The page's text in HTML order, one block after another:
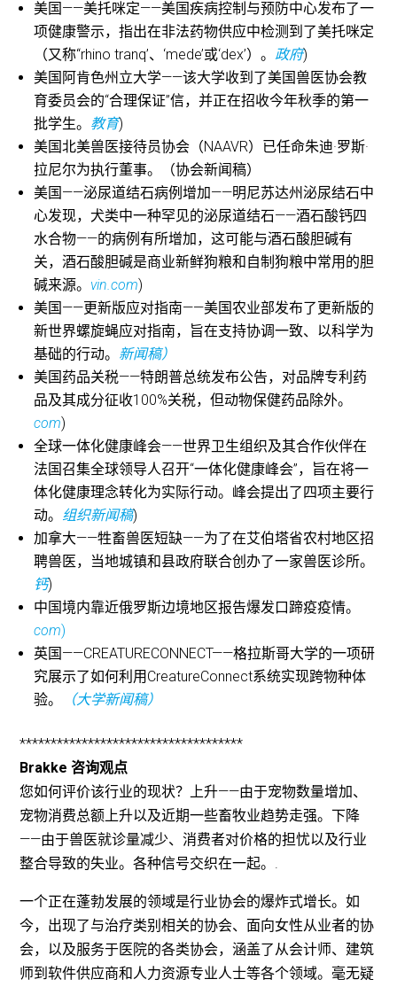
美国——美托咪定——美国疾病控制与预防中心发布了一
项健康警示，指出在非法药物供应中检测到了美托咪定
（又称“rhino tranq’、‘mede’或‘dex’）。 政府)
美国阿肯色州立大学——该大学收到了美国兽医协会教
育委员会的“合理保证”信，并正在招收今年秋季的第一
批学生。 教育)
美国北美兽医接待员协会（NAAVR）已任命朱迪·罗斯·
拉尼尔为执行董事。（协会新闻稿）
美国——泌尿道结石病例增加——明尼苏达州泌尿结石中
心发现，犬类中一种罕见的泌尿道结石——酒石酸钙四
水合物——的病例有所增加，这可能与酒石酸胆碱有
关，酒石酸胆碱是商业新鲜狗粮和自制狗粮中常用的胆
碱来源。 vin.com)
美国——更新版应对指南——美国农业部发布了更新版的
新世界螺旋蝇应对指南，旨在支持协调一致、以科学为
基础的行动。 新闻稿）
美国药品关税——特朗普总统发布公告，对品牌专利药
品及其成分征收100%关税，但动物保健药品除外。
com)
全球一体化健康峰会——世界卫生组织及其合作伙伴在
法国召集全球领导人召开“一体化健康峰会”，旨在将一
体化健康理念转化为实际行动。峰会提出了四项主要行
动。 组织新闻稿)
加拿大——牲畜兽医短缺——为了在艾伯塔省农村地区招
聘兽医，当地城镇和县政府联合创办了一家兽医诊所。
钙)
中国境内靠近俄罗斯边境地区报告爆发口蹄疫疫情。
com)
英国——CREATURECONNECT——格拉斯哥大学的一项研
究展示了如何利用CreatureConnect系统实现跨物种体
验。
（大学新闻稿）
************************************
Brakke 咨询观点
您如何评价该行业的现状？上升——由于宠物数量增加、
宠物消费总额上升以及近期一些畜牧业趋势走强。下降
——由于兽医就诊量减少、消费者对价格的担忧以及行业
整合导致的失业。各种信号交织在一起。.
一个正在蓬勃发展的领域是行业协会的爆炸式增长。如
今，出现了与治疗类别相关的协会、面向女性从业者的协
会，以及服务于医院的各类协会，涵盖了从会计师、建筑
师到软件供应商和人力资源专业人士等各个领域。毫无疑